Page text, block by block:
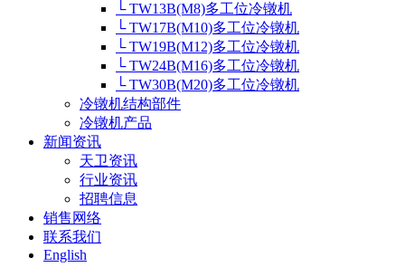
└ TW13B(M8)多工位冷镦机
└ TW17B(M10)多工位冷镦机
└ TW19B(M12)多工位冷镦机
└ TW24B(M16)多工位冷镦机
└ TW30B(M20)多工位冷镦机
冷镦机结构部件
冷镦机产品
新闻资讯
天卫资讯
行业资讯
招聘信息
销售网络
联系我们
English